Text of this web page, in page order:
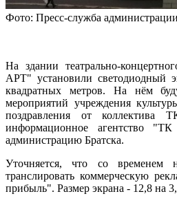
Фото: Пресс-служба
На здании театрально-
АРТ" установили светодиодный
квадратных метров. На нём
мероприятий учреждения
поздравления от
информационное агентство
администрацию Братска.
Уточняется, что со временем
транслировать коммерческую
прибыль". Размер экрана - 12,8 на